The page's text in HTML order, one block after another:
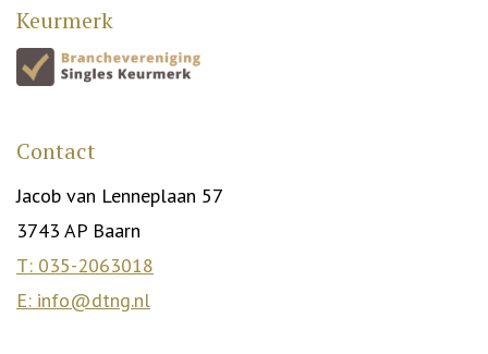
Keurmerk
Contact
Jacob van Lenneplaan 57
3743 AP Baarn
T: 035-2063018
E: info@dtng.nl